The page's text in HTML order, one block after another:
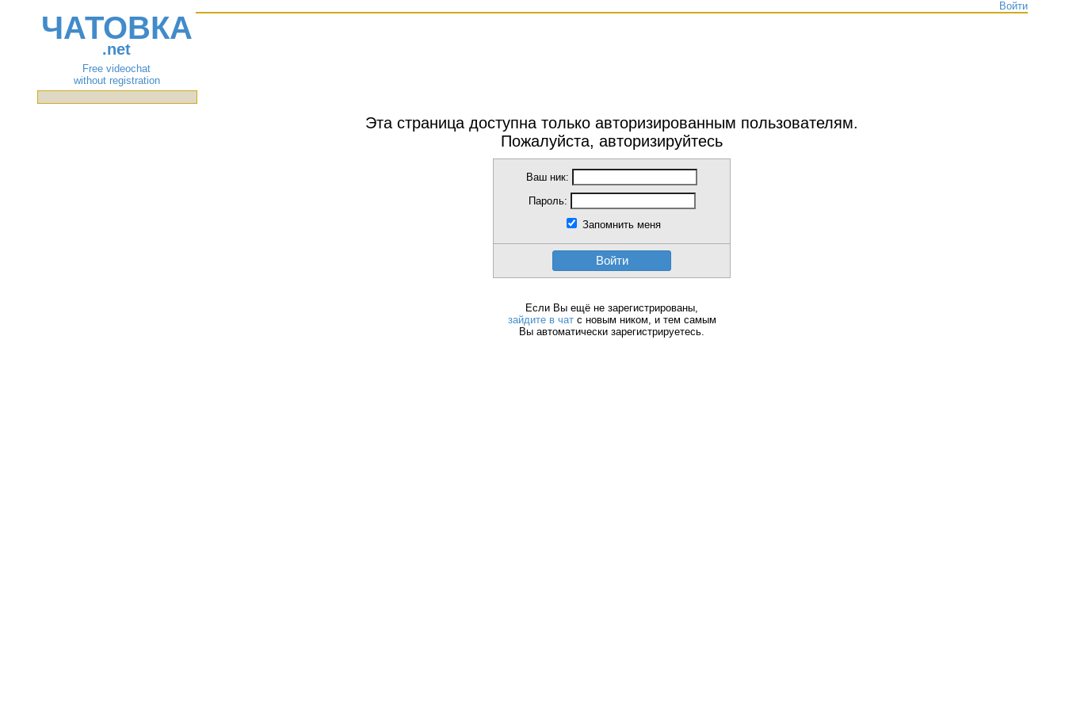
Войти
ЧАТОВКА
.net
Free videochat
without registration
Эта страница доступна только авторизированным пользователям.
Пожалуйста, авторизируйтесь
Ваш ник:
Пароль:
Запомнить меня
Войти
Если Вы ещё не зарегистрированы,
зайдите в чатс новым ником, и тем самым
Вы автоматически зарегистрируетесь.